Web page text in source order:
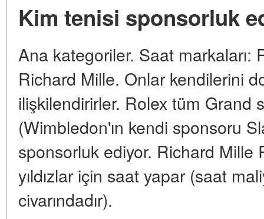
Kim tenisi sponsorluk
Ana kategoriler. Saat
Richard Mille. Onlar kendilerini
ilişkilendirirler. Rolex tüm Grand
(Wimbledon'ın kendi sponsoru
sponsorluk ediyor. Richard Mille
yıldızlar için saat yapar (saat
civarındadır).